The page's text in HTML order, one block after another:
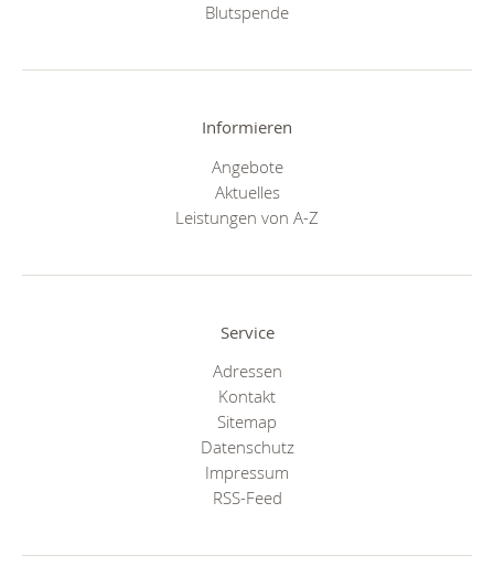
Blutspende
Informieren
Angebote
Aktuelles
Leistungen von A-Z
Service
Adressen
Kontakt
Sitemap
Datenschutz
Impressum
RSS-Feed